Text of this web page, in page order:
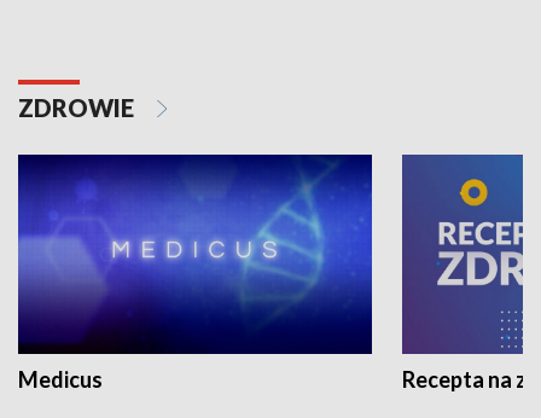
ZDROWIE
Medicus Recepta na